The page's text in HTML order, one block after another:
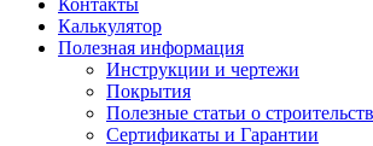
Калькулятор
Полезная информация
Инструкции и чертежи
Покрытия
Полезные статьи о
Сертификаты и Гарантии